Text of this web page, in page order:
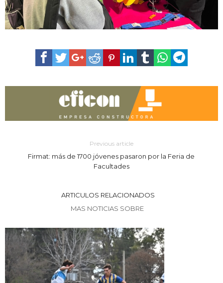
Previous article
Firmat: más de 1700 jóvenes pasaron por la Feria de
Facultades
ARTICULOS RELACIONADOS
MAS NOTICIAS SOBRE